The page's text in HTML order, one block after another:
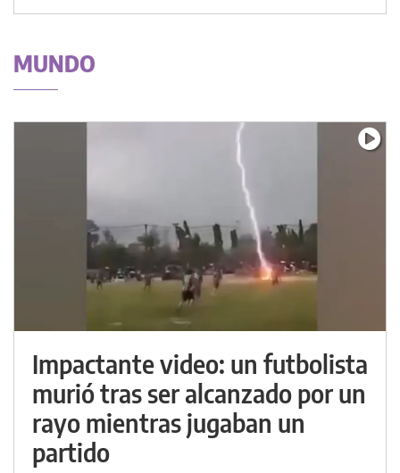
MUNDO
Impactante video: un futbolista
murió tras ser alcanzado por un
rayo mientras jugaban un
partido